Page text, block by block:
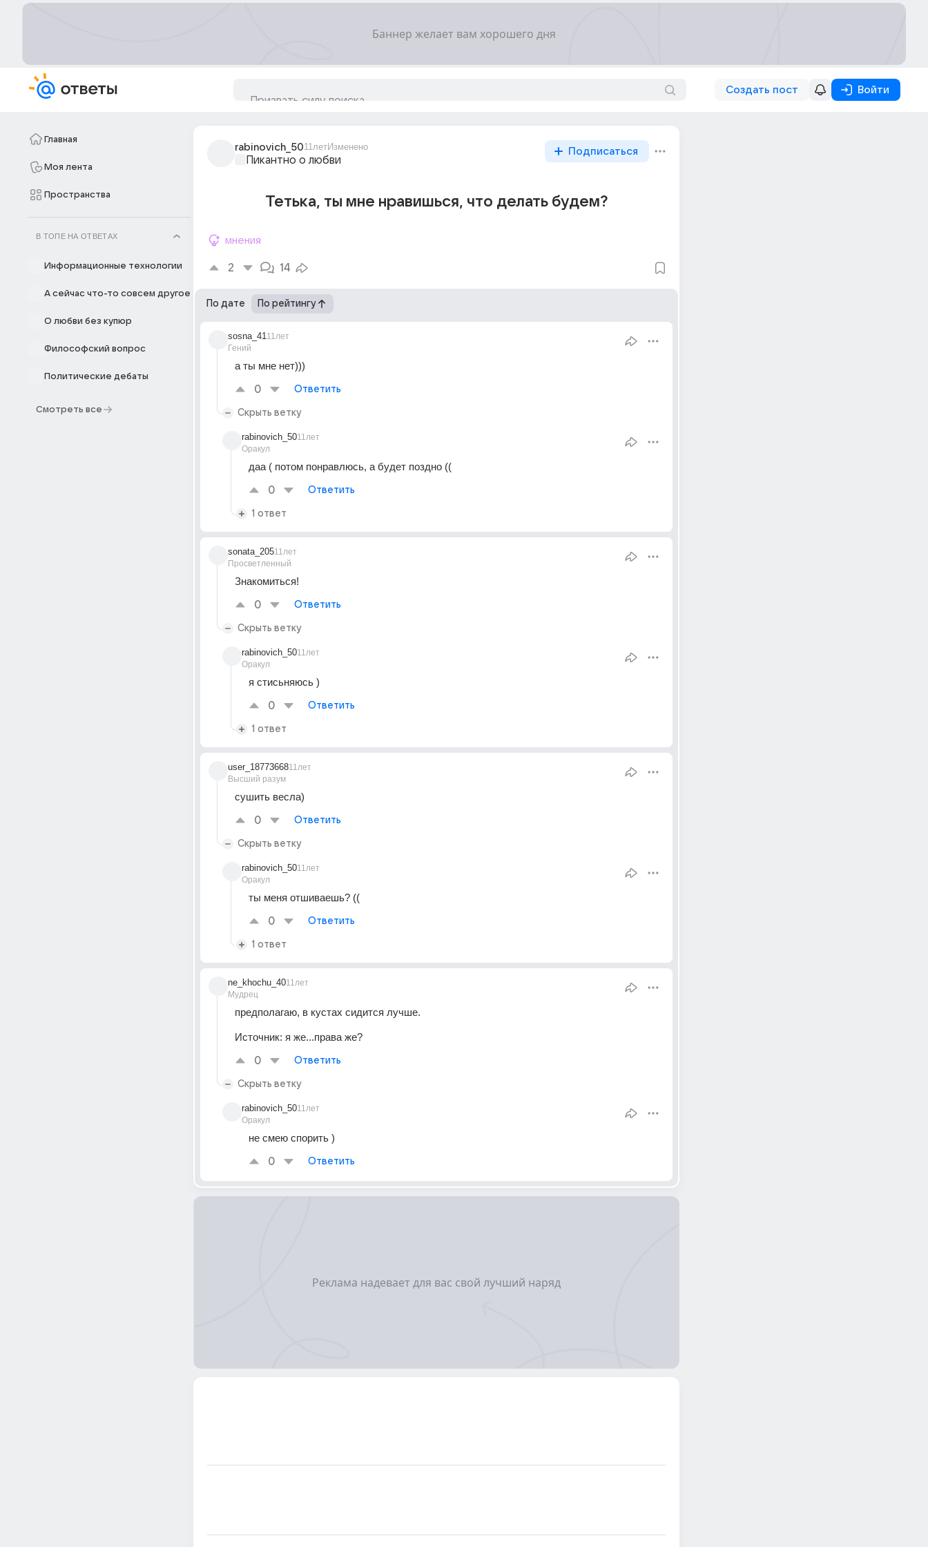
Создать пост Войти
Главная
Моя лента
Пространства
В ТОПЕ НА ОТВЕТАХ
Информационные технологии
А сейчас что-то совсем другое
О любви без купюр
Философский вопрос
Политические дебаты
Смотреть все
rabinovich_5011летИзменено
Пикантно о любви
Подписаться
Тетька, ты мне нравишься, что делать будем?
мнения
2 14
По дате По рейтингу
sosna_41
Гений
11лет
а ты мне нет)))
0 Ответить
Скрыть ветку
rabinovich_50
Оракул
11лет
даа ( потом понравлюсь, а будет поздно ((
0 Ответить
1 ответ
sonata_205
Просветленный
11лет
Знакомиться!
0 Ответить
Скрыть ветку
rabinovich_50
Оракул
11лет
я стисьняюсь )
0 Ответить
1 ответ
user_18773668
Высший разум
11лет
сушить весла)
0 Ответить
Скрыть ветку
rabinovich_50
Оракул
11лет
ты меня отшиваешь? ((
0 Ответить
1 ответ
ne_khochu_40
Мудрец
11лет
предполагаю, в кустах сидится лучше.
Источник: я же...права же?
0 Ответить
Скрыть ветку
rabinovich_50
Оракул
11лет
не смею спорить )
0 Ответить